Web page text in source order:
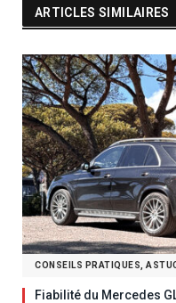
ARTICLES SIMILAIRES
CONSEILS PRATIQUES,
Fiabilité du Mercedes